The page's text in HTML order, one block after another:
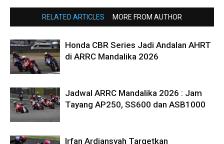
RELATED ARTICLES MORE FROM AUTHOR
Honda CBR Series Jadi Andalan AHRT
di ARRC Mandalika 2026
Jadwal ARRC Mandalika 2026 : Jam
Tayang AP250, SS600 dan ASB1000
Irfan Ardiansyah Targetkan